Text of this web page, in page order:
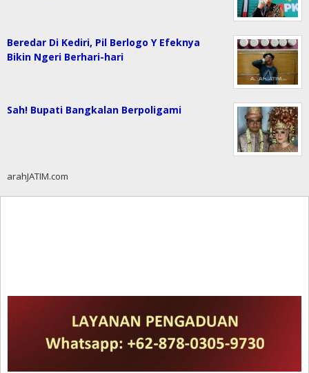
Beredar Di Kediri, Pil Berlogo Y Efeknya
Bikin Ngeri Berhari-hari
Sah! Bupati Bangkalan Berpoligami
arahJATIM.com